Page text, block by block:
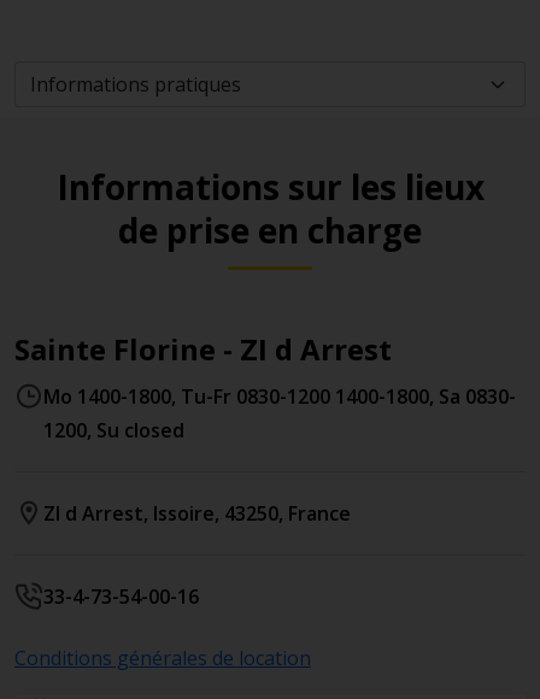
Informations sur les lieux
de prise en charge
Sainte Florine - ZI d Arrest
Mo 1400-1800, Tu-Fr 0830-1200 1400-1800, Sa 0830-
1200, Su closed
ZI d Arrest, Issoire, 43250, France
33-4-73-54-00-16
Conditions générales de location